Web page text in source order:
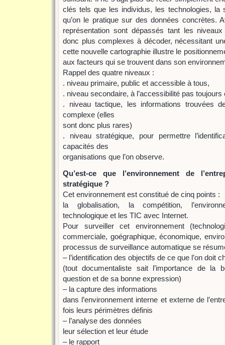
clés tels que les individus, les technologies, la
qu’on le pratique sur des données concrètes.
représentation sont dépassés tant les
donc plus complexes à décoder, nécessitant
cette nouvelle cartographie illustre le
aux facteurs qui se trouvent dans son
Rappel des quatre niveaux :
. niveau primaire, public et accessible à tous,
. niveau secondaire, à l’accessibilité pas toujours
. niveau tactique, les informations trouvées
complexe (elles
sont donc plus rares)
. niveau stratégique, pour permettre
capacités des
organisations que l’on observe.
Qu’est-ce que l’environnement de
stratégique ?
Cet environnement est constitué de cinq points :
la globalisation, la compétition,
technologique et les TIC avec Internet.
Pour surveiller cet environnement
commerciale, goégraphique, économique,
processus de surveillance automatique se
– l’identification des objectifs de ce que l’on doit
(tout documentaliste sait l’importance de la
question et de sa bonne expression)
– la capture des informations
dans l’environnement interne et externe de
fois leurs périmètres définis
– l’analyse des données
leur sélection et leur étude
– le rapport